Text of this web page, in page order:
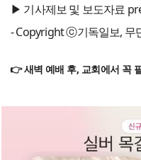
▶ 기사제보 및 보도자료
- Copyright ⓒ기독일보, 무
👉 새벽 예배 후, 교회에서 꼭